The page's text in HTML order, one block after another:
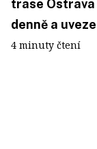
trase Ostrava
denně a
4 minuty čtení